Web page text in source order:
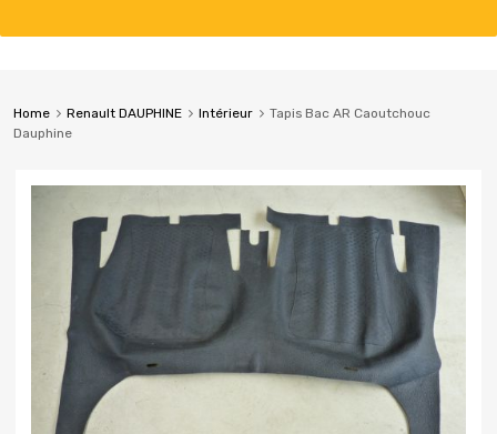
Home Renault DAUPHINE Intérieur
Tapis Bac AR Caoutchouc
Dauphine